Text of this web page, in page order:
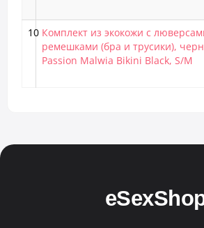
10 Комплект из экокожи с
ремешками (бра и трусики),
Passion Malwia Bikini Black, S/M